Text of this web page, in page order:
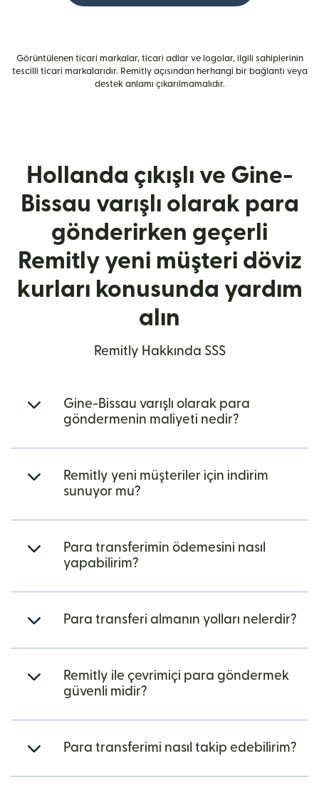
Görüntülenen ticari markalar, ticari adlar ve logolar, ilgili sahiplerinin
tescilli ticari markalarıdır. Remitly açısından herhangi bir bağlantı veya
destek anlamı çıkarılmamalıdır.
Hollanda çıkışlı ve Gine-
Bissau varışlı olarak para
gönderirken geçerli
Remitly yeni müşteri döviz
kurları konusunda yardım
alın
Remitly Hakkında SSS
Gine-Bissau varışlı olarak para
göndermenin maliyeti nedir?
Remitly yeni müşteriler için indirim
sunuyor mu?
Para transferimin ödemesini nasıl
yapabilirim?
Para transferi almanın yolları nelerdir?
Remitly ile çevrimiçi para göndermek
güvenli midir?
Para transferimi nasıl takip edebilirim?